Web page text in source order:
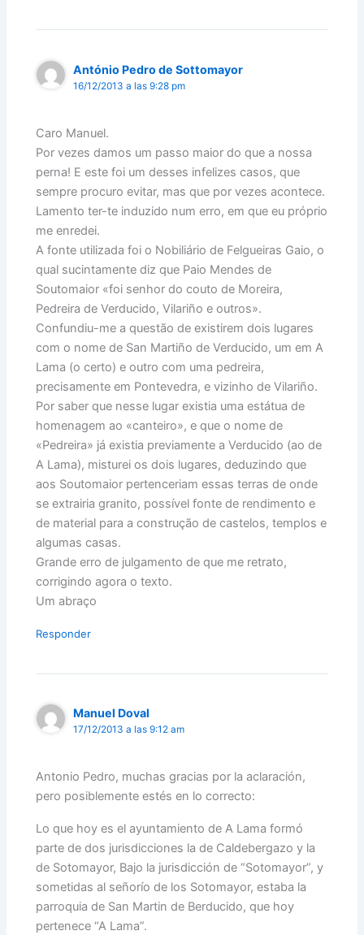
António Pedro de Sottomayor
16/12/2013 a las 9:28 pm
Caro Manuel.
Por vezes damos um passo maior do que a nossa
perna! E este foi um desses infelizes casos, que
sempre procuro evitar, mas que por vezes acontece.
Lamento ter-te induzido num erro, em que eu próprio
me enredei.
A fonte utilizada foi o Nobiliário de Felgueiras Gaio, o
qual sucintamente diz que Paio Mendes de
Soutomaior «foi senhor do couto de Moreira,
Pedreira de Verducido, Vilariño e outros».
Confundiu-me a questão de existirem dois lugares
com o nome de San Martiño de Verducido, um em A
Lama (o certo) e outro com uma pedreira,
precisamente em Pontevedra, e vizinho de Vilariño.
Por saber que nesse lugar existia uma estátua de
homenagem ao «canteiro», e que o nome de
«Pedreira» já existia previamente a Verducido (ao de
A Lama), misturei os dois lugares, deduzindo que
aos Soutomaior pertenceriam essas terras de onde
se extrairia granito, possível fonte de rendimento e
de material para a construção de castelos, templos e
algumas casas.
Grande erro de julgamento de que me retrato,
corrigindo agora o texto.
Um abraço
Responder
Manuel Doval
17/12/2013 a las 9:12 am
Antonio Pedro, muchas gracias por la aclaración,
pero posiblemente estés en lo correcto:
Lo que hoy es el ayuntamiento de A Lama formó
parte de dos jurisdicciones la de Caldebergazo y la
de Sotomayor, Bajo la jurisdicción de “Sotomayor”, y
sometidas al señorío de los Sotomayor, estaba la
parroquia de San Martin de Berducido, que hoy
pertenece “A Lama”.